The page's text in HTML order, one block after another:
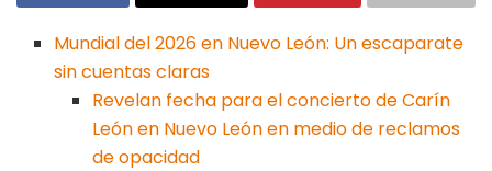
Mundial del 2026 en Nuevo León: Un escaparate
sin cuentas claras
Revelan fecha para el concierto de Carín
León en Nuevo León en medio de reclamos
de opacidad